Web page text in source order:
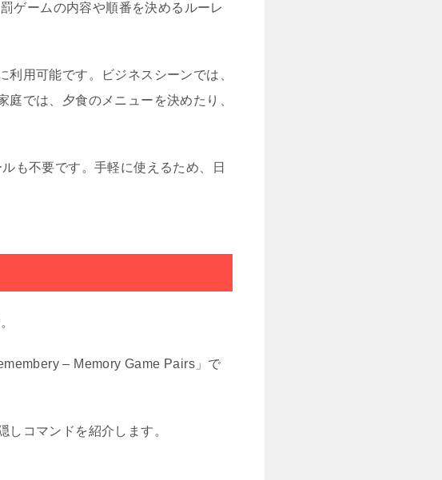
ゲームの内容や順番を決めるルーレ
用可能です。ビジネスシーンでは、
では、夕食のメニューを決めたり、
も不要です。手軽に使えるため、日
– Memory Game Pairs」で
コマンドを紹介します。